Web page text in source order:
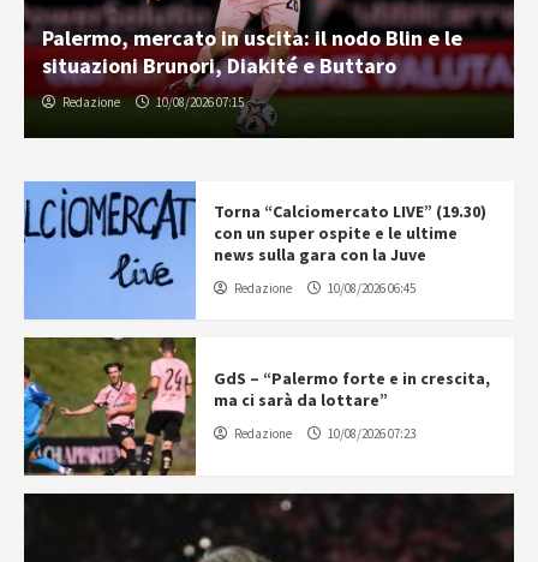
Palermo, mercato in uscita: il nodo Blin e le
situazioni Brunori, Diakité e Buttaro
Redazione 10/08/2026 07:15
Torna “Calciomercato LIVE” (19.30)
con un super ospite e le ultime
news sulla gara con la Juve
Redazione 10/08/2026 06:45
GdS – “Palermo forte e in crescita,
ma ci sarà da lottare”
Redazione 10/08/2026 07:23